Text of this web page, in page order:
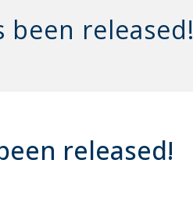
been released!
released!